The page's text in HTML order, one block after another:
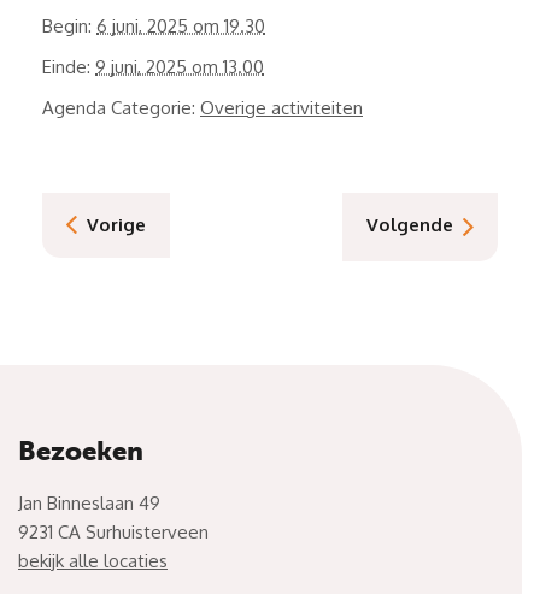
Begin: 6 juni, 2025 om 19.30
Einde: 9 juni, 2025 om 13.00
Agenda Categorie: Overige activiteiten
Vorige Volgende
Bezoeken
Jan Binneslaan 49
9231 CA Surhuisterveen
bekijk alle locaties